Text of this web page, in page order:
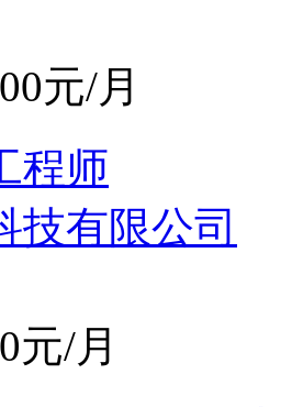
元/月
程师
技有限公司
元/月